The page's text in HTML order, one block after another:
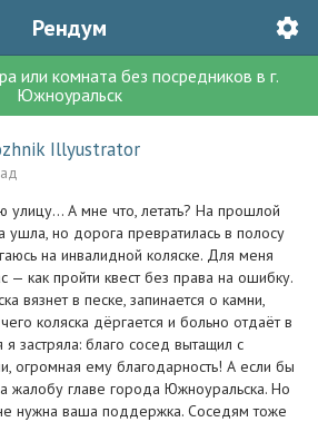
Рендум
или комната без посредников в г.
Южноуральск
Illyustrator
улицу... А мне что, летать? На прошлой
но дорога превратилась в полосу
на инвалидной коляске. Для меня
— как пройти квест без права на ошибку.
вязнет в песке, запинается о камни,
коляска дёргается и больно отдаёт в
застряла: благо сосед вытащил с
огромная ему благодарность! А если бы
жалобу главе города Южноуральска. Но
нужна ваша поддержка. Соседям тоже